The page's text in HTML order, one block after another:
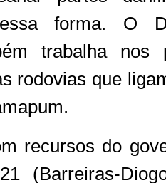
forma. O
trabalha
rodovias que
recursos do
(Barreiras-